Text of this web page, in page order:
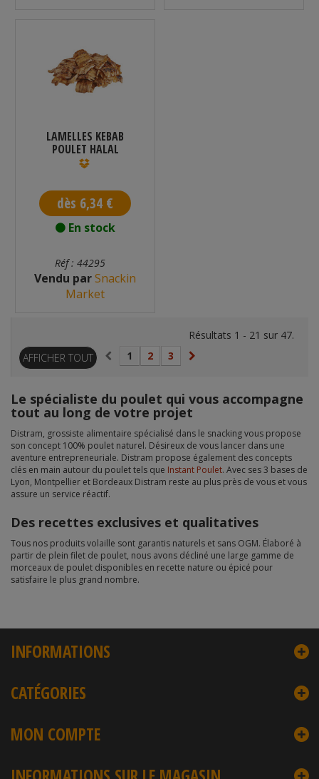
LAMELLES KEBAB
POULET HALAL
ACHAHADA
dès 6,34 €
En stock
Réf : 44295
Vendu parSnackin
Market
Résultats 1 - 21 sur 47.
AFFICHER TOUT
1 2 3
Le spécialiste du poulet qui vous accompagne
tout au long de votre projet
Distram, grossiste alimentaire spécialisé dans le snacking vous propose
son concept 100% poulet naturel. Désireux de vous lancer dans une
aventure entrepreneuriale. Distram propose également des concepts
clés en main autour du poulet tels que Instant Poulet. Avec ses 3 bases de
Lyon, Montpellier et Bordeaux Distram reste au plus près de vous et vous
assure un service réactif.
Des recettes exclusives et qualitatives
Tous nos produits volaille sont garantis naturels et sans OGM. Élaboré à
partir de plein filet de poulet, nous avons décliné une large gamme de
morceaux de poulet disponibles en recette nature ou épicé pour
satisfaire le plus grand nombre.
INFORMATIONS
CATÉGORIES
MON COMPTE